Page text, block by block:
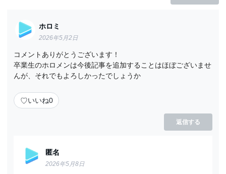
ホロミ
2026年5月2日
コメントありがとうございます！
卒業生のホロメンは今後記事を追加することはほぼございませ
んが、それでもよろしかったでしょうか
♡いいね0
返信する
匿名
2026年5月8日